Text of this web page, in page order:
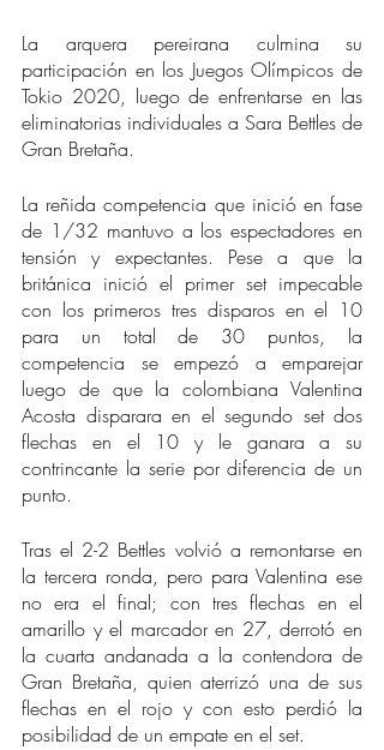
La arquera pereirana culmina su
participación en los Juegos Olímpicos de
Tokio 2020, luego de enfrentarse en las
eliminatorias individuales a Sara Bettles de
Gran Bretaña.
La reñida competencia que inició en fase
de 1/32 mantuvo a los espectadores en
tensión y expectantes. Pese a que la
británica inició el primer set impecable
con los primeros tres disparos en el 10
para un total de 30 puntos, la
competencia se empezó a emparejar
luego de que la colombiana Valentina
Acosta disparara en el segundo set dos
flechas en el 10 y le ganara a su
contrincante la serie por diferencia de un
punto.
Tras el 2-2 Bettles volvió a remontarse en
la tercera ronda, pero para Valentina ese
no era el final; con tres flechas en el
amarillo y el marcador en 27, derrotó en
la cuarta andanada a la contendora de
Gran Bretaña, quien aterrizó una de sus
flechas en el rojo y con esto perdió la
posibilidad de un empate en el set.